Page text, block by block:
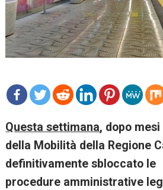
Questa settimana, dopo
della Mobilità della Regione
definitivamente sbloccato le
procedure amministrative